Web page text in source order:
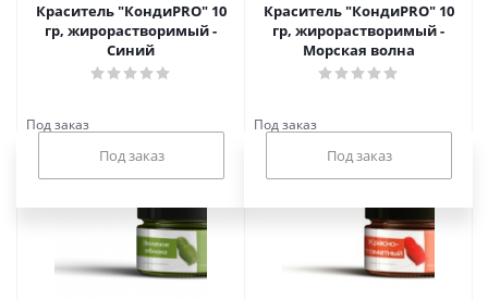
Краситель "КондиPRO" 10
гр, жирорастворимый -
Синий
Под заказ
Краситель "КондиPRO" 10
гр, жирорастворимый -
Морская волна
Под заказ